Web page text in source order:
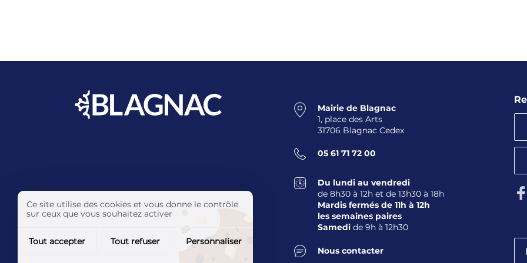
Mairie de Blagnac
1, place des Arts
31706 Blagnac Cedex
05 61 71 72 00
Du lundi au vendredi
de 8h30 à 12h et de 13h30 à 18h
Mardis fermés de 11h à 12h
les semaines paires
Samedide 9h à 12h30
Nous contacter
Ce site utilise des cookies et vous donne le contrôle
sur ceux que vous souhaitez activer
Tout accepter Tout refuser Personnaliser